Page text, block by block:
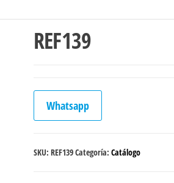
REF139
Whatsapp
SKU: REF139Categoría: Catálogo